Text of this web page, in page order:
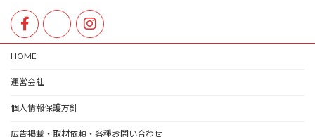
HOME
運営会社
個人情報保護方針
広告掲載・取材依頼・各種お問い合わせ